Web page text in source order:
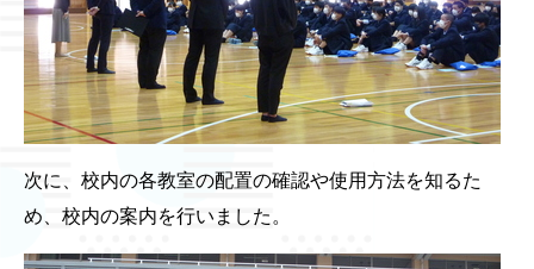
次に、校内の各教室の配置の確認や使用方法を知るた
め、校内の案内を行いました。